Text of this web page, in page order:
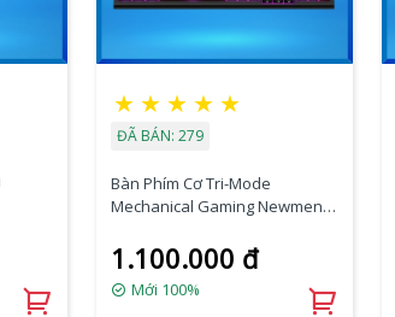
★ ★ ★ ★ ★
ĐÃ BÁN: 279
Bàn Phím Cơ Tri-Mode
Mechanical Gaming Newmen
1.100.000 đ
Mới 100%